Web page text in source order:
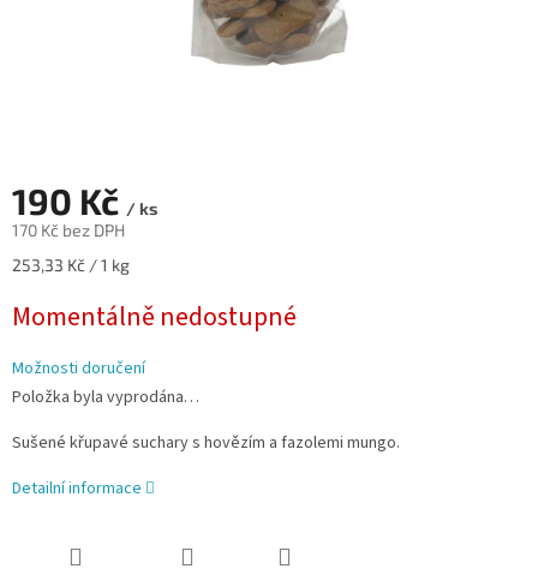
190 Kč / ks
170 Kč bez DPH
Měrná
253,33 Kč / 1 kg
Momentálně nedostupné
Možnosti doručení
Položka byla vyprodána…
Sušené křupavé suchary s hovězím a fazolemi mungo.
Detailní informace